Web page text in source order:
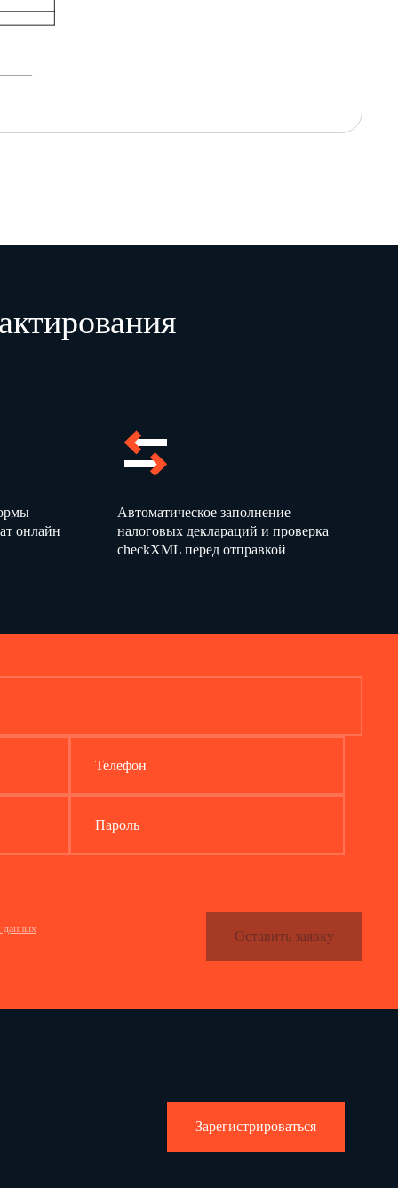
онлайн
Автоматическое заполнение
налоговых деклараций и проверка
checkXML перед отправкой
Телефон
Пароль
данных Оставить заявку
Зарегистрироваться